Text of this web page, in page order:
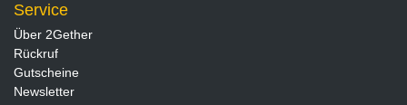
Service
Über 2Gether
Rückruf
Gutscheine
Newsletter